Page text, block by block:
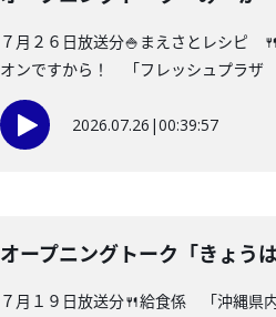
７月２６日放送分🍚まえさとレシピ
オンですから！ 「フレッシュプラザ
2026.07.26 |00:39:57
オープニングトーク「きょう
７月１９日放送分🍴給食係 「沖縄県